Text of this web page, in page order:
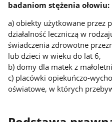
badaniom stężenia ołowiu:
a) obiekty użytkowane przez
działalność leczniczą w
świadczenia zdrowotne
lub dzieci w wieku do lat 6,
b) domy dla matek z
c) placówki opiekuńczo-
oświatowe, w których